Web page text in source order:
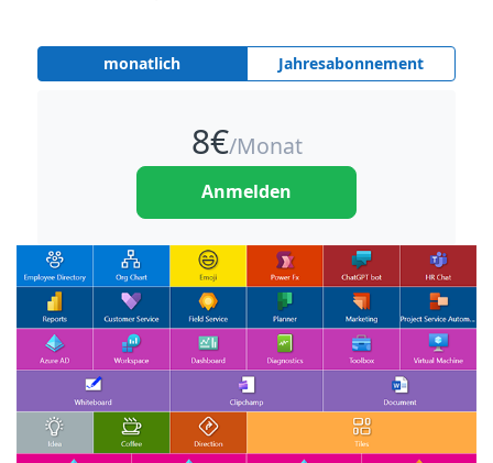
monatlich Jahresabonnement
8€/Monat
Anmelden